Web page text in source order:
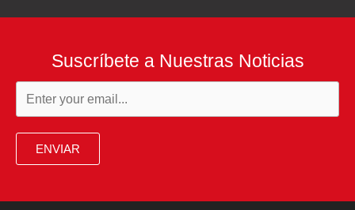
Suscríbete a Nuestras Noticias
ENVIAR